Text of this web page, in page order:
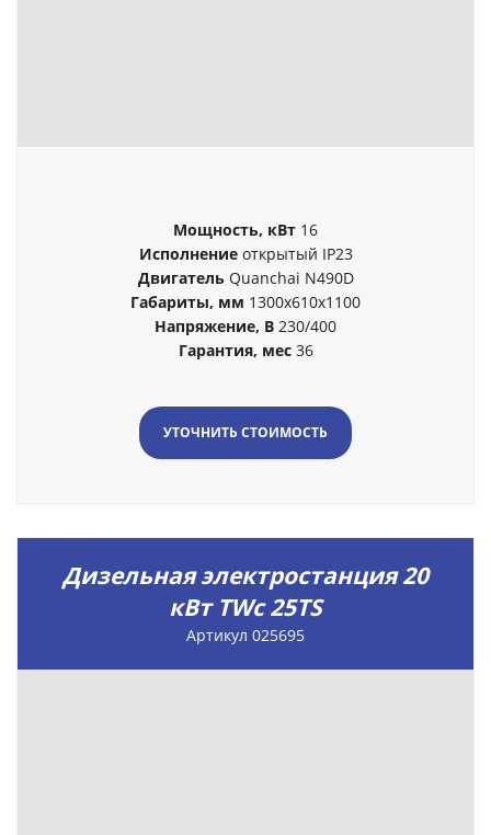
Мощность, кВт 16
Исполнение открытый IP23
Двигатель Quanchai N490D
Габариты, мм 1300х610х1100
Напряжение, В 230/400
Гарантия, мес 36
УТОЧНИТЬ СТОИМОСТЬ
Дизельная электростанция 20
кВт TWc 25TS
Артикул 025695